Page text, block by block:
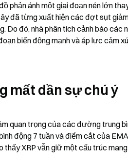
phản ánh một giai đoạn nén lớn
đã từng xuất hiện các đợt sụt
Do đó, nhà phân tích cảnh báo
biến động mạnh và áp lực cảm
mất dần sự chú ý
quan trọng của các đường trung
động 7 tuần và điểm cắt của
thấy XRP vẫn giữ một cấu trúc